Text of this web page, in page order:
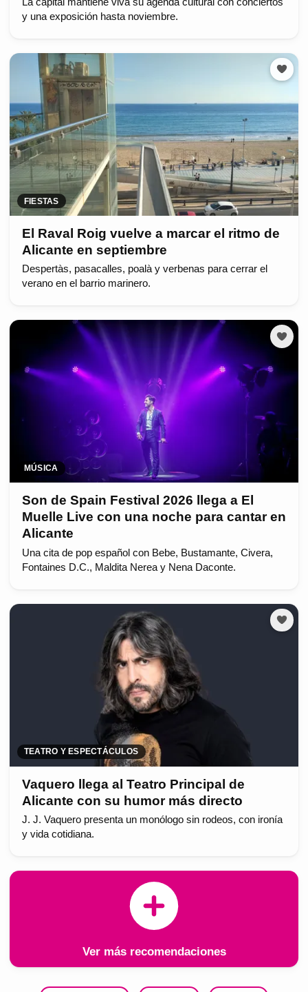
y una exposición hasta noviembre.
FIESTAS
El Raval Roig vuelve a marcar el ritmo de
Alicante en septiembre
Despertàs, pasacalles, poalà y verbenas para cerrar el
verano en el barrio marinero.
MÚSICA
Son de Spain Festival 2026 llega a El
Muelle Live con una noche para cantar en
Alicante
Una cita de pop español con Bebe, Bustamante, Civera,
Fontaines D.C., Maldita Nerea y Nena Daconte.
TEATRO Y ESPECTÁCULOS
Vaquero llega al Teatro Principal de
Alicante con su humor más directo
J. J. Vaquero presenta un monólogo sin rodeos, con ironía
y vida cotidiana.
Ver más recomendaciones